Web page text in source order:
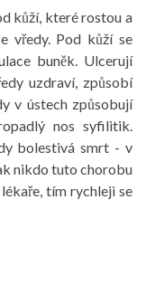
kůží, které rostou a
vředy. Pod kůží se
buněk. Ulcerují
uzdraví, způsobí
v ústech způsobují
nos syfilitik.
bolestivá smrt - v
nikdo tuto chorobu
tím rychleji se